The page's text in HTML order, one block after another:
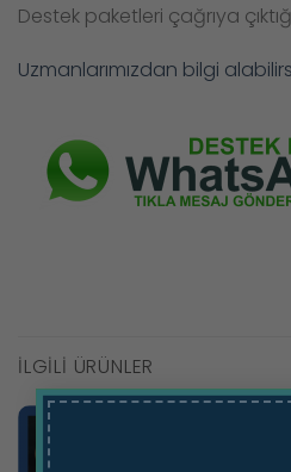
Destek paketleri çağrıya
Uzmanlarımızdan bilgi
İLGILI ÜRÜNLER